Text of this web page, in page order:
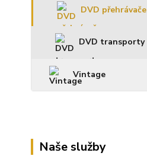
DVD přehrávače
DVD transporty
Vintage
Naše služby